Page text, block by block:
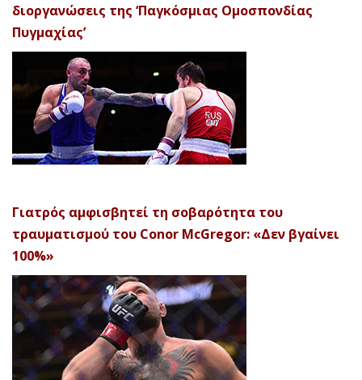
διοργανώσεις της ‘Παγκόσμιας Ομοσπονδίας
Πυγμαχίας’
Γιατρός αμφισβητεί τη σοβαρότητα του
τραυματισμού του Conor McGregor: «Δεν βγαίνει
100%»